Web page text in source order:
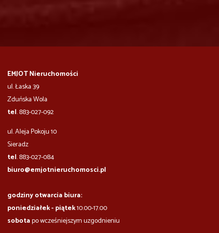
EMJOT Nieruchomości
ul. Łaska 39
Zduńska Wola
tel. 883-027-092
ul. Aleja Pokoju 10
​​​​​Sieradz
tel. 883-027-084
biuro@emjotnieruchomosci.pl
godziny otwarcia biura:
poniedziałek - piątek10.00-17.00
sobotapo wcześniejszym uzgodnieniu